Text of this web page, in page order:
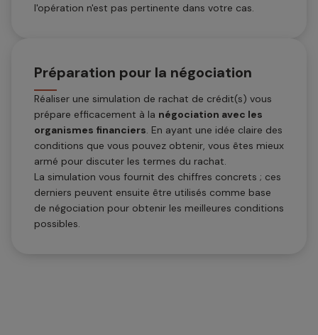
l'opération n'est pas pertinente dans votre cas.
Préparation pour la négociation
Réaliser une simulation de rachat de crédit(s) vous
prépare efficacement à la négociation avec les
organismes financiers. En ayant une idée claire des
conditions que vous pouvez obtenir, vous êtes mieux
armé pour discuter les termes du rachat.
La simulation vous fournit des chiffres concrets ; ces
derniers peuvent ensuite être utilisés comme base
de négociation pour obtenir les meilleures conditions
possibles.